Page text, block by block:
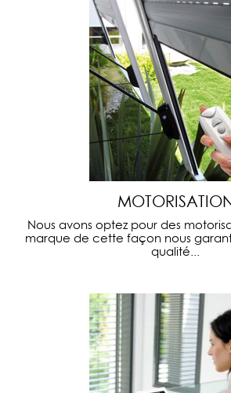
Nous avons optez pour des
marque de cette façon nous
qualité...